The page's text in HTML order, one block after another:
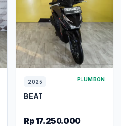
2025 PLUMBON
BEAT
Rp 17.250.000